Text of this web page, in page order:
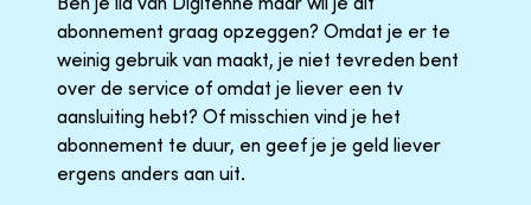
abonnement graag opzeggen? Omdat je er te
weinig gebruik van maakt, je niet tevreden bent
over de service of omdat je liever een tv
aansluiting hebt? Of misschien vind je het
abonnement te duur, en geef je je geld liever
ergens anders aan uit.